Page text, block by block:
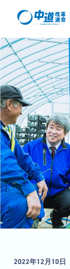
2022年12月10日